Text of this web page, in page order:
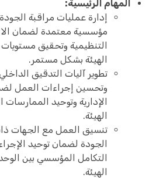
المهام الرئيسية:
إدارة عمليات مراقبة
مؤسسية معتمدة لضمان
التنظيمية وتحقيق
الهيئة بشكل مستمر.
تطوير آليات التدقيق
وتحسين إجراءات العمل
الإدارية وتوحيد
الهيئة.
تنسيق العمل مع الجهات
الجودة لضمان توحيد
التكامل المؤسسي بين
الهيئة.